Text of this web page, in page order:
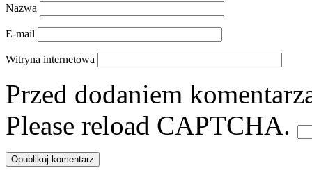
Nazwa
E-mail
Witryna internetowa
Przed dodaniem
Please reload CAPTCHA.